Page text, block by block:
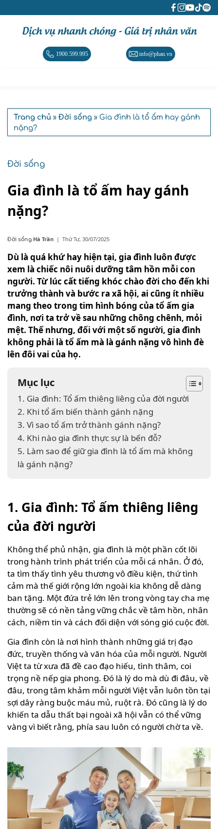
Dịch vụ nhanh chóng - Giá trị nhân văn
1900.599.995 info@phan.vn
Trang chủ » Đời sống » Gia đình là tổ ấm hay gánh
nặng?
Đời sống
Gia đình là tổ ấm hay gánh
nặng?
Đời sống Hà Trần | Thứ Tư, 30/07/2025
Dù là quá khứ hay hiện tại, gia đình luôn được
xem là chiếc nôi nuôi dưỡng tâm hồn mỗi con
người. Từ lúc cất tiếng khóc chào đời cho đến khi
trưởng thành và bước ra xã hội, ai cũng ít nhiều
mang theo trong tim hình bóng của tổ ấm gia
đình, nơi ta trở về sau những chông chênh, mỏi
mệt. Thế nhưng, đối với một số người, gia đình
không phải là tổ ấm mà là gánh nặng vô hình đè
lên đôi vai của họ.
Mục lục
1. Gia đình: Tổ ấm thiêng liêng của đời người
2. Khi tổ ấm biến thành gánh nặng
3. Vì sao tổ ấm trở thành gánh nặng?
4. Khi nào gia đình thực sự là bến đỗ?
5. Làm sao để giữ gia đình là tổ ấm mà không
là gánh nặng?
1. Gia đình: Tổ ấm thiêng liêng
của đời người
Không thể phủ nhận, gia đình là một phần cốt lõi
trong hành trình phát triển của mỗi cá nhân. Ở đó,
ta tìm thấy tình yêu thương vô điều kiện, thứ tình
cảm mà thế giới rộng lớn ngoài kia không dễ dàng
ban tặng. Một đứa trẻ lớn lên trong vòng tay cha mẹ
thường sẽ có nền tảng vững chắc về tâm hồn, nhân
cách, niềm tin và cách đối diện với sóng gió cuộc đời.
Gia đình còn là nơi hình thành những giá trị đạo
đức, truyền thống và văn hóa của mỗi người. Người
Việt ta từ xưa đã đề cao đạo hiếu, tình thâm, coi
trọng nề nếp gia phong. Đó là lý do mà dù đi đâu, về
đâu, trong tâm khảm mỗi người Việt vẫn luôn tồn tại
sợi dây ràng buộc máu mủ, ruột rà. Đó cũng là lý do
khiến ta dẫu thất bại ngoài xã hội vẫn có thể vững
vàng vì biết rằng, phía sau luôn có người chờ ta về.